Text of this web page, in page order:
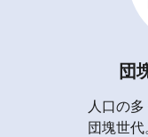
団
人口の
団塊世代